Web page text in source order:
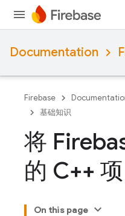
Documentation
Firebase
基础知识
将
的 C++
On this page